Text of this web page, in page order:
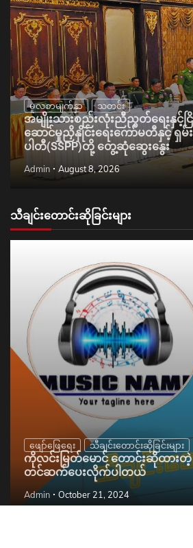
မူလစာမျက်နှာ သတင်း
အမျိုးသားစည်းလုံးညီညွတ်ရေးနှင့်ငြိမ်
ဆောင်မှုညှိနှိုင်းရေးကော်မတီနှင့် ရှ
ပါတီ(SSPP)တို့ တွေ့ဆုံဆွေးနွေး
Admin August 8, 2026
သီချင်းတောင်းဆိုခြင်းများ
ဖျော်ဖြေရေး သီချင်းတောင်းဆိုခြင်းများ
ကိုလင်းမြတ်မောင် တောင်းဆိုထား
တင်ဆက်ပေးလိုက်ပါတယ်
Admin October 21, 2024